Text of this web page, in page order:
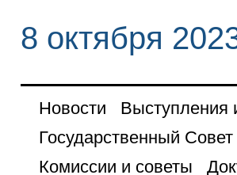
8 октября
Новости
Выступления
Государственный Совет
Комиссии и советы